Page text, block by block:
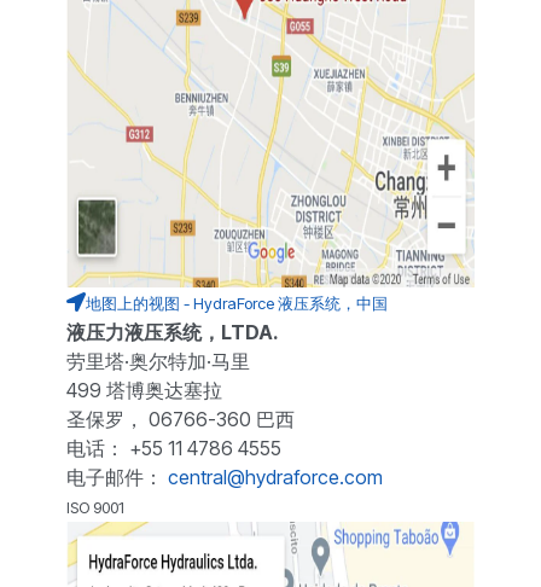
地图上的视图 - HydraForce 液压系统，中国
液压力液压系统，LTDA.
劳里塔·奥尔特加·马里
499 塔博奥达塞拉
圣保罗， 06766-360 巴西
电话： +55 11 4786 4555
电子邮件： central@hydraforce.com
ISO 9001